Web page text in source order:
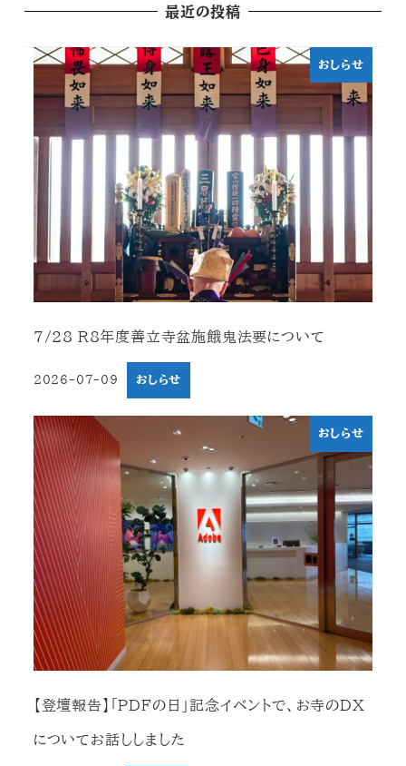
最近の投稿
おしらせ
7/28 R8年度善立寺盆施餓鬼法要について
2026-07-09 おしらせ
おしらせ
【登壇報告】「PDFの日」記念イベントで、お寺のDX
についてお話ししました